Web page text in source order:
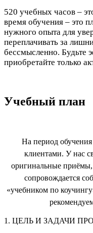
520 учебных часов –
время обучения – это
нужного опыта для
переплачивать за
бессмысленно. Будьте
приобретайте только
Учебный план
На период
клиентами. У нас
оригинальные
сопровождается
«учебником по
1. ЦЕЛЬ И ЗАДАЧИ